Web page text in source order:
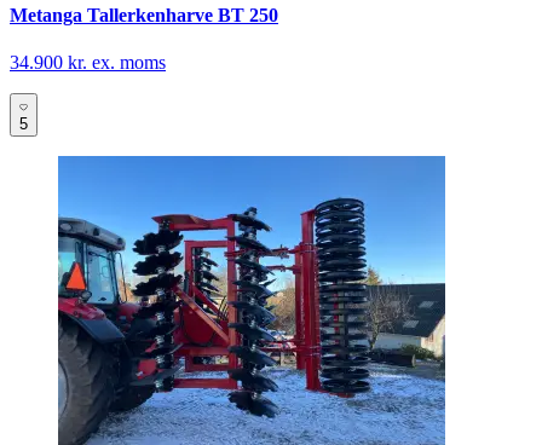
Metanga Tallerkenharve BT 250
34.900 kr. ex. moms
5